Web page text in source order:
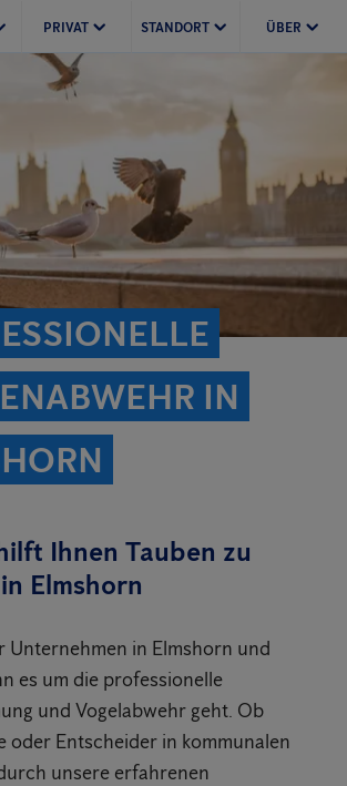
PRIVAT STANDORT ÜBER
IN
Ihnen Tauben zu
Elmshorn
Unternehmen in Elmshorn und
es um die professionelle
und Vogelabwehr geht. Ob
oder Entscheider in kommunalen
unsere erfahrenen